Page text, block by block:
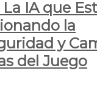
IA que
la
y
del Juego